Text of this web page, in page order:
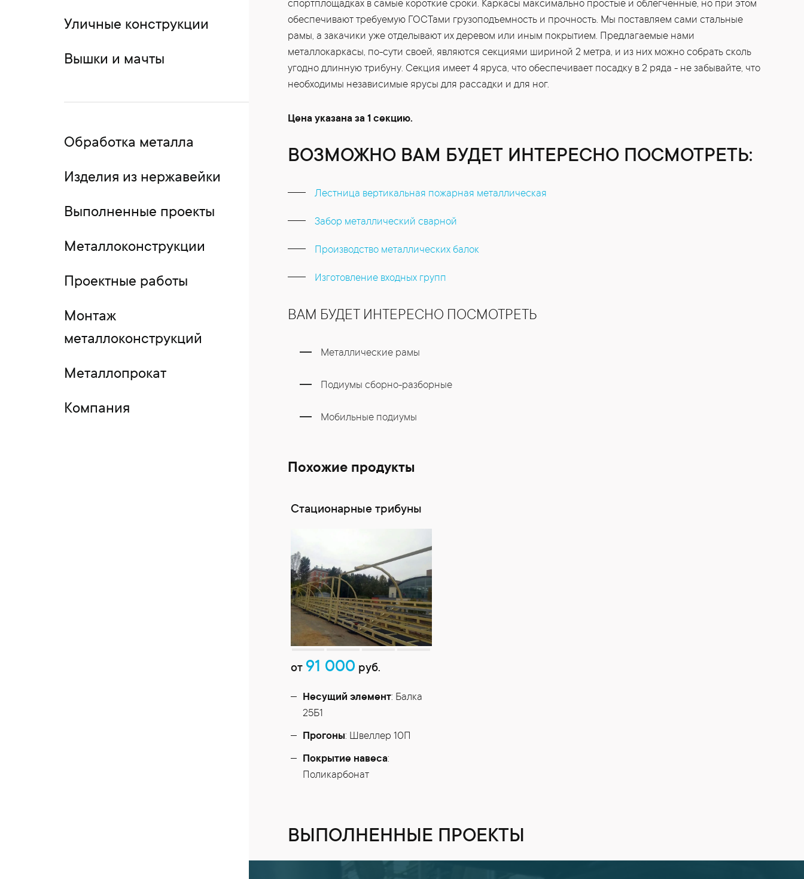
Уличные конструкции
Вышки и мачты
Обработка металла
Изделия из нержавейки
Выполненные проекты
Металлоконструкции
Проектные работы
Монтаж
металлоконструкций
Металлопрокат
Компания
спортплощадках в самые короткие сроки. Каркасы максимально простые и облегченные, но при этом
обеспечивают требуемую ГОСТами грузоподъемность и прочность. Мы поставляем сами стальные
рамы, а закачики уже отделывают их деревом или иным покрытием. Предлагаемые нами
металлокаркасы, по-сути своей, являются секциями шириной 2 метра, и из них можно собрать сколь
угодно длинную трибуну. Секция имеет 4 яруса, что обеспечивает посадку в 2 ряда - не забывайте, что
необходимы независимые ярусы для рассадки и для ног.
Цена указана за 1 секцию.
ВОЗМОЖНО ВАМ БУДЕТ ИНТЕРЕСНО ПОСМОТРЕТЬ:
Лестница вертикальная пожарная металлическая
Забор металлический сварной
Производство металлических балок
Изготовление входных групп
ВАМ БУДЕТ ИНТЕРЕСНО ПОСМОТРЕТЬ
Металлические рамы
Подиумы сборно-разборные
Мобильные подиумы
Похожие продукты
Стационарные трибуны
от 91 000 руб.
Несущий элемент: Балка
25Б1
Прогоны: Швеллер 10П
Покрытие навеса:
Поликарбонат
ВЫПОЛНЕННЫЕ ПРОЕКТЫ